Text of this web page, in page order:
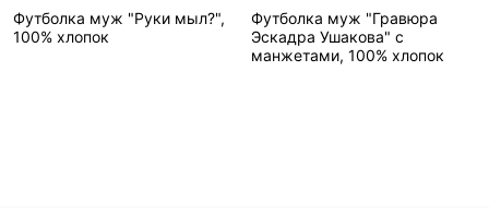
Футболка муж "Руки мыл?",
100% хлопок
Футболка муж "Гравюра
Эскадра Ушакова" с
манжетами, 100% хлопок